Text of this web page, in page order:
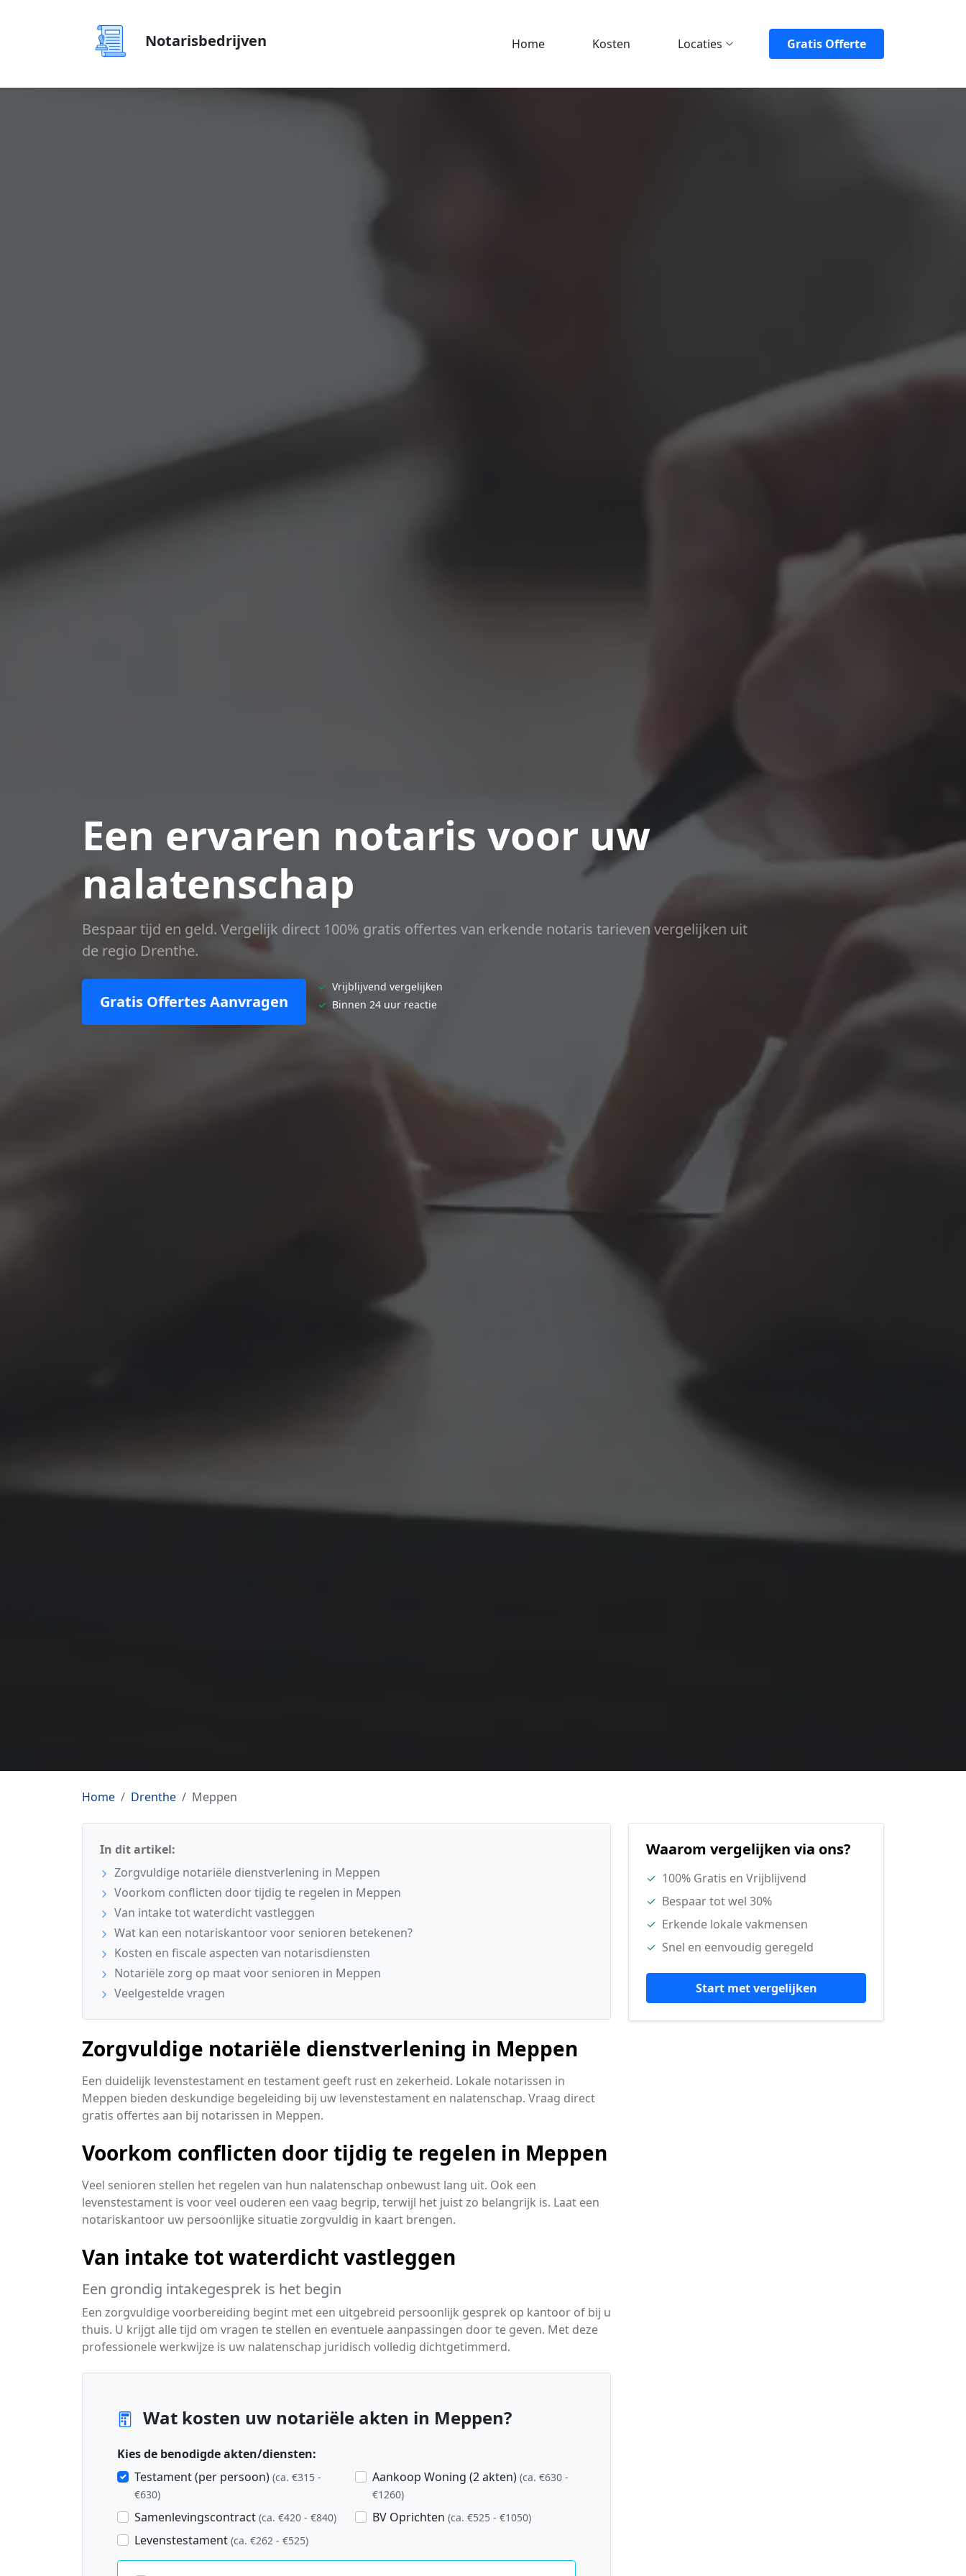
Notarisbedrijven Home Kosten Locaties Gratis Offerte
Een ervaren notaris voor uw
nalatenschap
Bespaar tijd en geld. Vergelijk direct 100% gratis offertes van erkende notaris tarieven vergelijken uit
de regio Drenthe.
Gratis Offertes Aanvragen
✓ Vrijblijvend vergelijken
✓ Binnen 24 uur reactie
Home Drenthe Meppen
In dit artikel:
Zorgvuldige notariële dienstverlening in Meppen
Voorkom conflicten door tijdig te regelen in Meppen
Van intake tot waterdicht vastleggen
Wat kan een notariskantoor voor senioren betekenen?
Kosten en fiscale aspecten van notarisdiensten
Notariële zorg op maat voor senioren in Meppen
Veelgestelde vragen
Zorgvuldige notariële dienstverlening in Meppen
Een duidelijk levenstestament en testament geeft rust en zekerheid. Lokale notarissen in
Meppen bieden deskundige begeleiding bij uw levenstestament en nalatenschap. Vraag direct
gratis offertes aan bij notarissen in Meppen.
Voorkom conflicten door tijdig te regelen in Meppen
Veel senioren stellen het regelen van hun nalatenschap onbewust lang uit. Ook een
levenstestament is voor veel ouderen een vaag begrip, terwijl het juist zo belangrijk is. Laat een
notariskantoor uw persoonlijke situatie zorgvuldig in kaart brengen.
Van intake tot waterdicht vastleggen
Een grondig intakegesprek is het begin
Een zorgvuldige voorbereiding begint met een uitgebreid persoonlijk gesprek op kantoor of bij u
thuis. U krijgt alle tijd om vragen te stellen en eventuele aanpassingen door te geven. Met deze
professionele werkwijze is uw nalatenschap juridisch volledig dichtgetimmerd.
Wat kosten uw notariële akten in Meppen?
Kies de benodigde akten/diensten:
Testament (per persoon) (ca. €315 -
€630)
Samenlevingscontract (ca. €420 - €840)
Levenstestament (ca. €262 - €525)
Aankoop Woning (2 akten) (ca. €630 -
€1260)
BV Oprichten (ca. €525 - €1050)
Waarom vergelijken via ons?
✓ 100% Gratis en Vrijblijvend
✓ Bespaar tot wel 30%
✓ Erkende lokale vakmensen
✓ Snel en eenvoudig geregeld
Start met vergelijken